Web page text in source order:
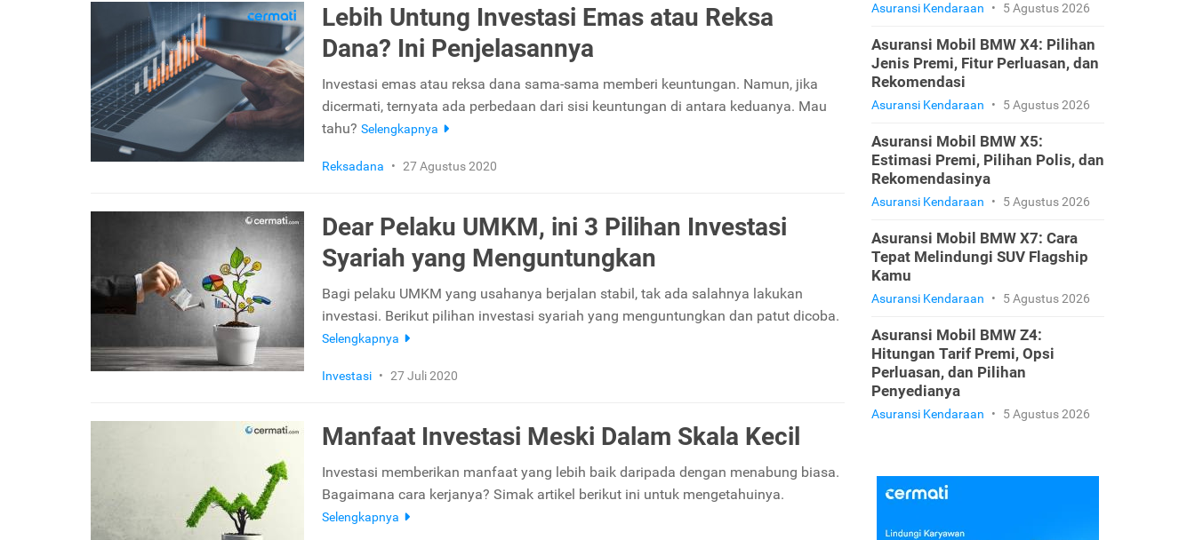
Lebih Untung Investasi Emas atau Reksa
Dana? Ini Penjelasannya
Investasi emas atau reksa dana sama-sama memberi keuntungan. Namun, jika
dicermati, ternyata ada perbedaan dari sisi keuntungan di antara keduanya. Mau
tahu? Selengkapnya
Reksadana • 27 Agustus 2020
Dear Pelaku UMKM, ini 3 Pilihan Investasi
Syariah yang Menguntungkan
Bagi pelaku UMKM yang usahanya berjalan stabil, tak ada salahnya lakukan
investasi. Berikut pilihan investasi syariah yang menguntungkan dan patut dicoba.
Selengkapnya
Investasi • 27 Juli 2020
Manfaat Investasi Meski Dalam Skala Kecil
Investasi memberikan manfaat yang lebih baik daripada dengan menabung biasa.
Bagaimana cara kerjanya? Simak artikel berikut ini untuk mengetahuinya.
Selengkapnya
Asuransi Kendaraan • 5 Agustus 2026
Asuransi Mobil BMW X4: Pilihan
Jenis Premi, Fitur Perluasan, dan
Rekomendasi
Asuransi Kendaraan • 5 Agustus 2026
Asuransi Mobil BMW X5:
Estimasi Premi, Pilihan Polis, dan
Rekomendasinya
Asuransi Kendaraan • 5 Agustus 2026
Asuransi Mobil BMW X7: Cara
Tepat Melindungi SUV Flagship
Kamu
Asuransi Kendaraan • 5 Agustus 2026
Asuransi Mobil BMW Z4:
Hitungan Tarif Premi, Opsi
Perluasan, dan Pilihan
Penyedianya
Asuransi Kendaraan • 5 Agustus 2026